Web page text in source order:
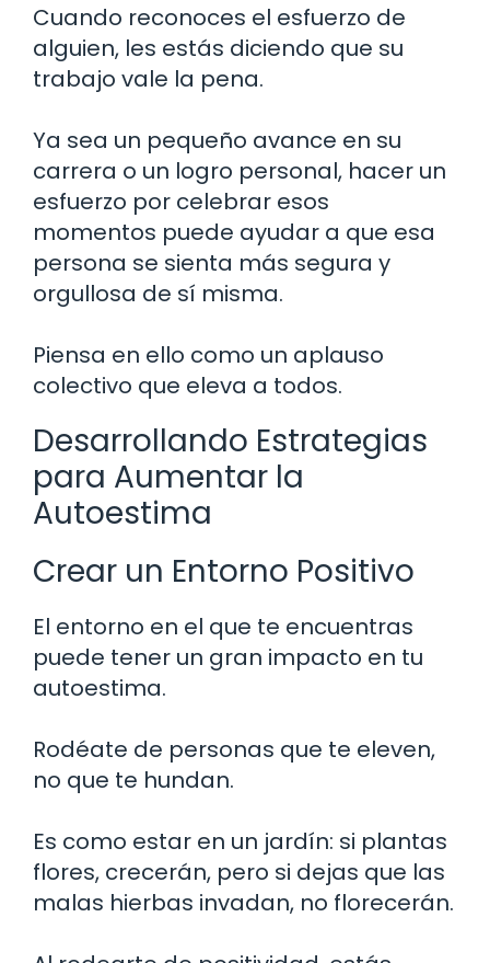
Cuando reconoces el esfuerzo de
alguien, les estás diciendo que su
trabajo vale la pena.
Ya sea un pequeño avance en su
carrera o un logro personal, hacer un
esfuerzo por celebrar esos
momentos puede ayudar a que esa
persona se sienta más segura y
orgullosa de sí misma.
Piensa en ello como un aplauso
colectivo que eleva a todos.
Desarrollando Estrategias
para Aumentar la
Autoestima
Crear un Entorno Positivo
El entorno en el que te encuentras
puede tener un gran impacto en tu
autoestima.
Rodéate de personas que te eleven,
no que te hundan.
Es como estar en un jardín: si plantas
flores, crecerán, pero si dejas que las
malas hierbas invadan, no florecerán.